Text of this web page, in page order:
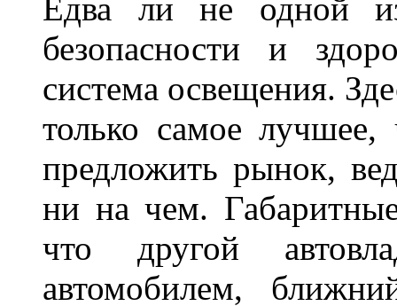
Едва ли не одной
безопасности и
система освещения.
только самое
предложить рынок,
ни на чем.
что другой
автомобилем,